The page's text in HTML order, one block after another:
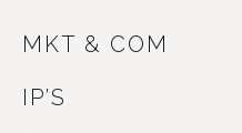
MKT & COM
IP’S